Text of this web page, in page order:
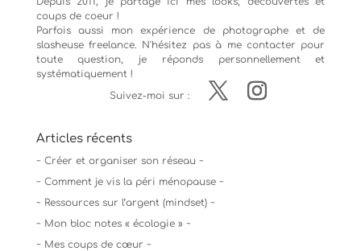
coups de coeur !
Parfois aussi mon expérience de photographeet de
slasheuse freelance. N'hésitez pas à me contacter pour
toute question, je réponds personnellement et
systématiquement !
Suivez-moi sur :
Articles récents
~ Créer et organiser son réseau ~
~ Comment je vis la péri ménopause ~
~ Ressources sur l’argent (mindset) ~
~ Mon bloc notes « écologie » ~
~ Mes coups de cœur ~